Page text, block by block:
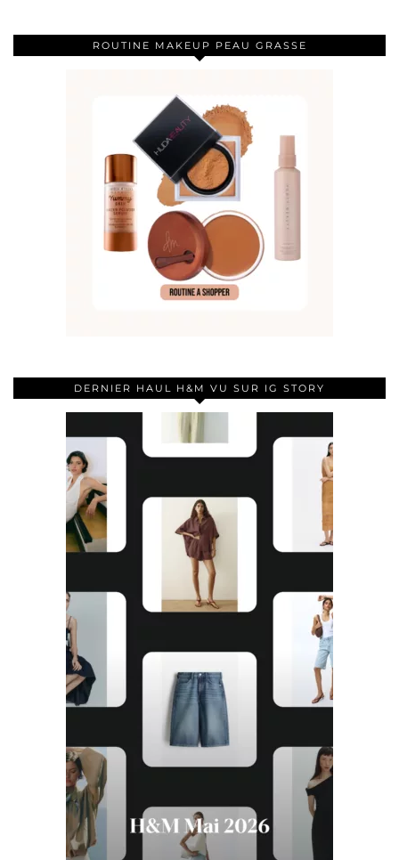
ROUTINE MAKEUP PEAU GRASSE
DERNIER HAUL H&M VU SUR IG STORY